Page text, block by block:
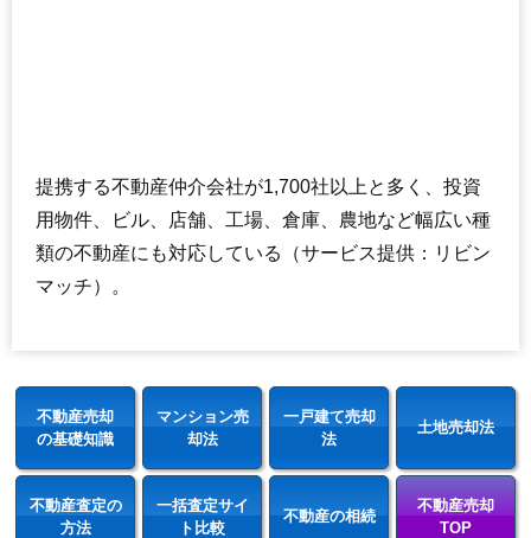
提携する不動産仲介会社が1,700社以上と多く、投資
用物件、ビル、店舗、工場、倉庫、農地など幅広い種
類の不動産にも対応している（サービス提供：リビン
マッチ）。
不動産売却
の基礎知識
マンション売
却法
一戸建て売却
法
土地売却法
不動産査定の
方法
一括査定サイ
ト比較
不動産の相続
不動産売却
TOP